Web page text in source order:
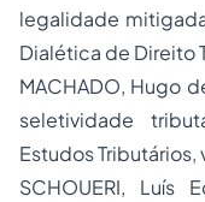
legalidade
Dialética de Direito
MACHADO, Hugo
seletividade
Estudos Tributários,
SCHOUERI, Luís